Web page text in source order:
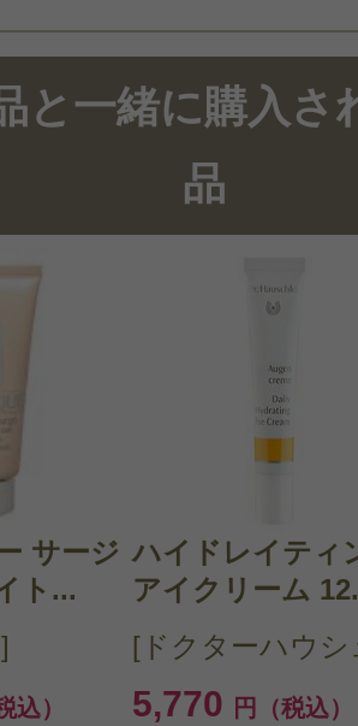
スメのレビューを書いて
クチコミを投稿する
様は、マイページの「購
コミ投稿すると1 商品に
ントプレゼント！
と一緒に購入さ
品
サージ
ト...
込）
ハイドレイティ
アイクリーム
[ドクターハウシ
5,770 円（税込）